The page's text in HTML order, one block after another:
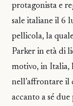
protagonista e
sale italiane il 6
pellicola, la
Parker in età di
motivo, in Italia,
nell’affrontare il
accanto a sé